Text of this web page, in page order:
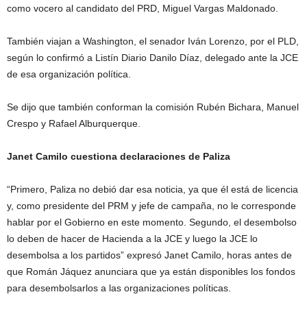
como vocero al candidato del PRD, Miguel Vargas Maldonado.
También viajan a Washington, el senador Iván Lorenzo, por el PLD,
según lo confirmó a Listín Diario Danilo Díaz, delegado ante la JCE
de esa organización política.
Se dijo que también conforman la comisión Rubén Bichara, Manuel
Crespo y Rafael Alburquerque.
Janet Camilo cuestiona declaraciones de Paliza
“Primero, Paliza no debió dar esa noticia, ya que él está de licencia
y, como presidente del PRM y jefe de campaña, no le corresponde
hablar por el Gobierno en este momento. Segundo, el desembolso
lo deben de hacer de Hacienda a la JCE y luego la JCE lo
desembolsa a los partidos” expresó Janet Camilo, horas antes de
que Román Jáquez anunciara que ya están disponibles los fondos
para desembolsarlos a las organizaciones políticas.